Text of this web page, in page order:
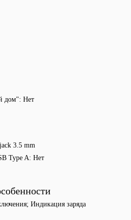
дом" Нет
3.5 mm
Type A Нет
Индикация заряда